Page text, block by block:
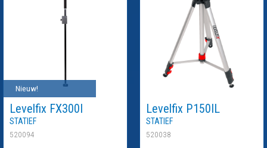
Nieuw!
Levelfix FX300I
Statief
520094
Levelfix P150IL
Statief
520038